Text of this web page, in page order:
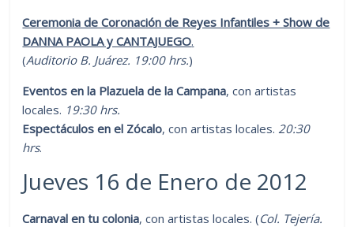
Ceremonia de Coronación de Reyes Infantiles + Show de
DANNA PAOLA y CANTAJUEGO.
(Auditorio B. Juárez. 19:00 hrs.)
Eventos en la Plazuela de la Campana, con artistas
locales. 19:30 hrs.
Espectáculos en el Zócalo, con artistas locales. 20:30
hrs.
Jueves 16 de Enero de 2012
Carnaval en tu colonia, con artistas locales. (Col. Tejería.